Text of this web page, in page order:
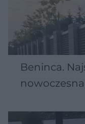
Beninca.